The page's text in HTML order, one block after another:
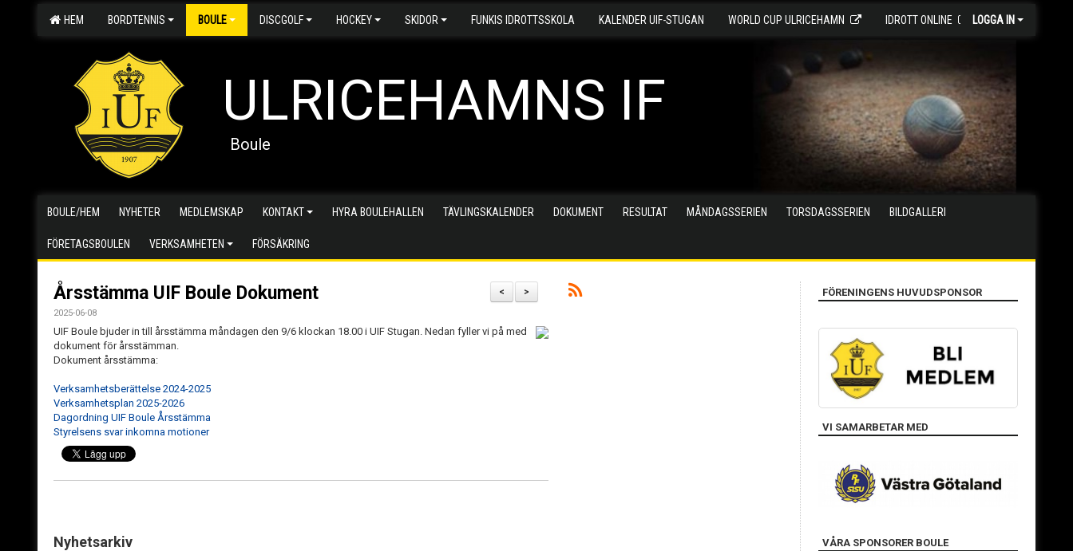
HEM BORDTENNIS BOULE DISCGOLF HOCKEY SKIDOR FUNKIS IDROTTSSKOLA KALENDER UIF-STUGAN WORLD CUP ULRICEHAMN IDROTT ONLINE LOGGA IN
ULRICEHAMNS IF
Boule
BOULE/HEM NYHETER MEDLEMSKAP KONTAKT HYRA BOULEHALLEN TÄVLINGSKALENDER DOKUMENT RESULTAT MÅNDAGSSERIEN TORSDAGSSERIEN BILDGALLERI
FÖRETAGSBOULEN VERKSAMHETEN FÖRSÄKRING
>
<
Årsstämma UIF Boule Dokument
2025-06-08
UIF Boule bjuder in till årsstämma måndagen den 9/6 klockan 18.00 i UIF Stugan. Nedan fyller vi på med
dokument för årsstämman.
Dokument årsstämma:
Verksamhetsberättelse 2024-2025
Verksamhetsplan 2025-2026
Dagordning UIF Boule Årsstämma
Styrelsens svar inkomna motioner
Nyhetsarkiv
FÖRENINGENS HUVUDSPONSOR
VI SAMARBETAR MED
VÅRA SPONSORER BOULE